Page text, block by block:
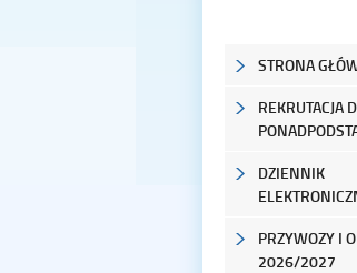
STRONA
REKRUTACJA
DZIENNIK
PRZYWOZY I
2026/2027